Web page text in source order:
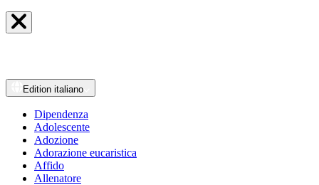
Edition italiano
Dipendenza
Adolescente
Adozione
Adorazione eucaristica
Affido
Allenatore